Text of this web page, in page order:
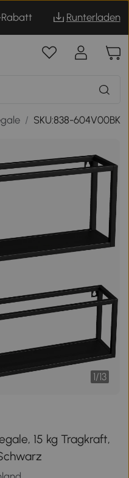
Rabatt Runterladen
/ SKU:838-604V00BK
1/13
15 kg Tragkraft,